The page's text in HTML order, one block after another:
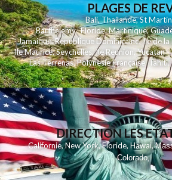
PLAGES DE
Bali,Thailande,St Martin
Barthelemy,Floride,Martinique,
Jamaique,Republique Dominicaine,Ile de la
Ile Maurice,Seychelles,Ile Reunion,Yucatan
Las Terrenas,Polynesie Française,Tahiti,
DIRECTION LES
Californie,New York,Floride,Hawai,
Colorado,